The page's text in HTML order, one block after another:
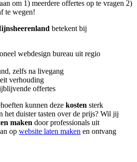
om 1) meerdere offertes op te vragen 2)
te wegen!
betekent bij
webdesign bureau uit regio
zelfs na livegang
verhouding
offertes
kunnen deze kosten sterk
het duister tasten over de prijs? Wil jij
maken door professionals uit
op website laten maken en ontvang